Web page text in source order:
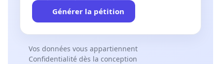
Générer la pétition
Vos données vous appartiennent
Confidentialité dès la conception